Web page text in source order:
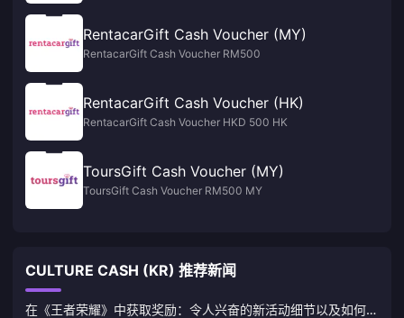
RentacarGift Cash Voucher (MY)
RentacarGift Cash Voucher RM500
RentacarGift Cash Voucher (HK)
RentacarGift Cash Voucher HKD 500 HK
ToursGift Cash Voucher (MY)
ToursGift Cash Voucher RM500 MY
CULTURE CASH (KR) 推荐新闻
在《王者荣耀》中获取奖励：令人兴奋的新活动细节以及如何提